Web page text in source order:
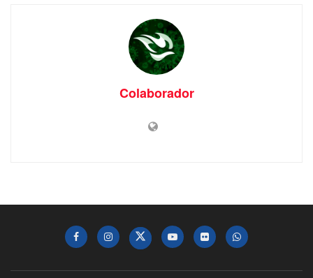
Colaborador